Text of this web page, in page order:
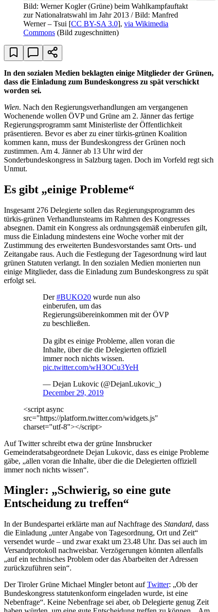
Bild: Werner Kogler (Grüne) beim Wahlkampfauftakt
zur Nationalratswahl im Jahr 2013 / Bild: Manfred
Werner – Tsui [CC BY-SA 3.0], via Wikimedia
Commons (Bild zugeschnitten)
In den sozialen Medien beklagten einige Mitglieder der Grünen,
dass die Einladung zum Bundeskongress zu spät verschickt
worden sei.
Wien. Nach den Regierungsverhandlungen am vergangenen
Wochenende wollen ÖVP und Grüne am 2. Jänner das fertige
Regierungsprogramm samt Ministerliste der Öffentlichkeit
präsentieren. Bevor es aber zu einer türkis-grünen Koalition
kommen kann, muss der Bundeskongress der Grünen noch
zustimmen. Am 4. Jänner ab 13 Uhr wird der
Sonderbundeskongress in Salzburg tagen. Doch im Vorfeld regt sich
Unmut.
Es gibt „einige Probleme“
Insgesamt 276 Delegierte sollen das Regierungsprogramm des
türkis-grünen Verhandlunsteams im Rahmen des Kongresses
absegnen. Damit ein Kongress als ordnungsgemäß einberufen gilt,
muss die Einladung mindestens eine Woche vorher mit der
Zustimmung des erweiterten Bundesvorstandes samt Orts- und
Zeitangabe raus. Auch die Festlegung der Tagesordnung wird laut
grünen Statuten verlangt. In den sozialen Medien monierten nun
einige Mitglieder, dass die Einladung zum Bundeskongress zu spät
erfolgt sei.
Der#BUKO20 wurde nun also
einberufen, um das
Regierungsübereinkommen mit der ÖVP
zu beschließen.
Da gibt es einige Probleme, allen voran die
Inhalte, über die die Delegierten offiziell
immer noch nichts wissen.
pic.twitter.com/wH3OCu3YeH
— Dejan Lukovic (@DejanLukovic_)
December 29, 2019
<script async
src="https://platform.twitter.com/widgets.js"
charset="utf-8"></script>
Auf Twitter schreibt etwa der grüne Innsbrucker
Gemeinderatsabgeordnete Dejan Lukovic, dass es einige Probleme
gäbe, „allen voran die Inhalte, über die die Delegierten offiziell
immer noch nichts wissen“.
Mingler: „Schwierig, so eine gute
Entscheidung zu treffen“
In der Bundespartei erklärte man auf Nachfrage des Standard, dass
die Einladung „unter Angabe von Tagesordnung, Ort und Zeit“
versendet wurde – und zwar exakt um 23.48 Uhr. Das sei auch im
Versandprotokoll nachweisbar. Verzögerungen könnten allenfalls
„auf ein technisches Problem oder das Abarbeiten der Adressen
zurückzuführen sein“.
Der Tiroler Grüne Michael Mingler betont aufTwitter: „Ob der
Bundeskongress statutenkonform eingeladen wurde, ist eine
Nebenfrage“. Keine Nebenfrage sei aber, ob Delegierte genug Zeit